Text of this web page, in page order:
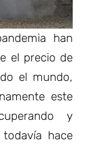
han
el precio de
el mundo,
este
y
hace